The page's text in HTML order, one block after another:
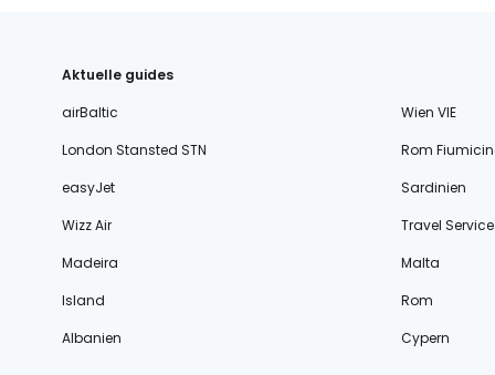
Aktuelle guides
airBaltic
Wien VIE
London Stansted STN
Rom
easyJet
Sardinien
Wizz Air
Travel Service
Madeira
Malta
Island
Rom
Albanien
Cypern